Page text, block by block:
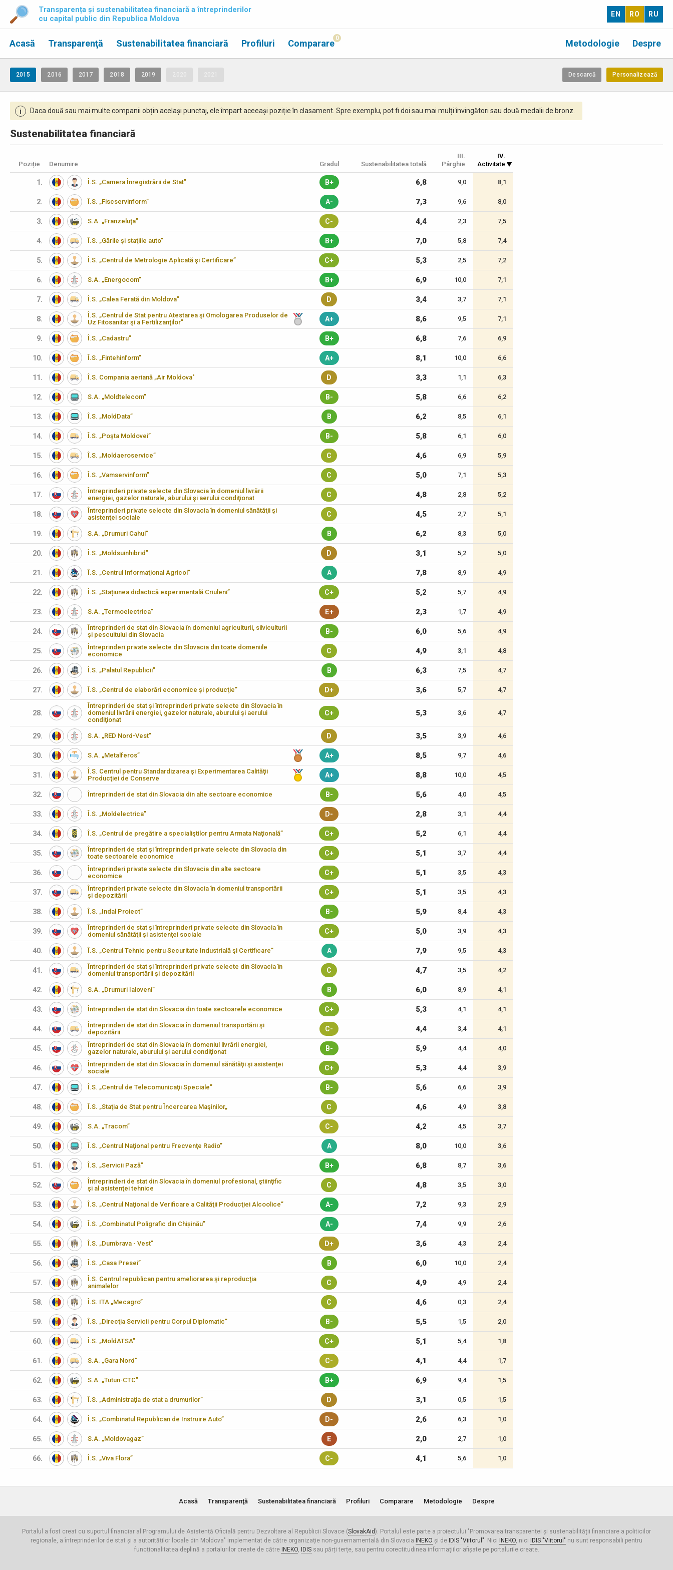
Transparența și sustenabilitatea financiară a întreprinderilor
cu capital public din Republica Moldova
EN RO RU
Acasă Transparenţă Despre
Metodologie
Sustenabilitatea financiară Profiluri Comparare 0
2015 2016 2017 2018 2019 Personalizează
Descarcă
i Daca două sau mai multe companii obțin același punctaj, ele împart aceeași poziție în clasament. Spre exemplu, pot fi doi sau mai mulți învingători sau două medalii de bronz.
Sustenabilitatea financiară
Poziție Denumire Gradul Sustenabilitatea totală
III.
Pârghie
IV.
Activitate
1. Î.S. „Camera Înregistrării de Stat” B+ 6,8 9,0 8,1
2. Î.S. „Fiscservinform” A- 7,3 9,6 8,0
3. S.A. „Franzeluţa” C- 4,4 2,3 7,5
4. Î.S. „Gările şi staţiile auto” B+ 7,0 5,8 7,4
5. Î.S. „Centrul de Metrologie Aplicată şi Certificare” C+ 5,3 2,5 7,2
6. S.A. „Energocom” B+ 6,9 10,0 7,1
7. Î.S. „Calea Ferată din Moldova” D 3,4 3,7 7,1
8.
Î.S. „Centrul de Stat pentru Atestarea şi Omologarea Produselor de
Uz Fitosanitar şi a Fertilizanţilor”
A+ 8,6 9,5 7,1
9. Î.S. „Cadastru” B+ 6,8 7,6 6,9
10. Î.S. „Fintehinform” A+ 8,1 10,0 6,6
11. Î.S. Compania aeriană „Air Moldova" D 3,3 1,1 6,3
12. S.A. „Moldtelecom” B- 5,8 6,6 6,2
13. Î.S. „MoldData” B 6,2 8,5 6,1
14. Î.S. „Poşta Moldovei” B- 5,8 6,1 6,0
15. Î.S. „Moldaeroservice” C 4,6 6,9 5,9
16. Î.S. „Vamservinform” C 5,0 7,1 5,3
17.
Întreprinderi private selecte din Slovacia în domeniul livrării
energiei, gazelor naturale, aburului şi aerului condiţionat
C 4,8 2,8 5,2
18.
Întreprinderi private selecte din Slovacia în domeniul sănătăţii şi
asistenţei sociale
C 4,5 2,7 5,1
19. S.A. „Drumuri Cahul” B 6,2 8,3 5,0
20. Î.S. „Moldsuinhibrid” D 3,1 5,2 5,0
21. Î.S. „Centrul Informaţional Agricol” A 7,8 8,9 4,9
22. Î.S. „Stațiunea didactică experimentală Criuleni” C+ 5,2 5,7 4,9
23. S.A. „Termoelectrica” E+ 2,3 1,7 4,9
24.
Întreprinderi de stat din Slovacia în domeniul agriculturii, silviculturii
şi pescuitului din Slovacia
B- 6,0 5,6 4,9
25.
Întreprinderi private selecte din Slovacia din toate domeniile
economice
C 4,9 3,1 4,8
26. Î.S. „Palatul Republicii” B 6,3 7,5 4,7
27. Î.S. „Centrul de elaborări economice şi producţie” D+ 3,6 5,7 4,7
28.
Întreprinderi de stat şi întreprinderi private selecte din Slovacia în
domeniul livrării energiei, gazelor naturale, aburului şi aerului
condiţionat
C+ 5,3 3,6 4,7
29. S.A. „RED Nord-Vest” D 3,5 3,9 4,6
30. S.A. „Metalferos” A+ 8,5 9,7 4,6
31.
Î.S. Centrul pentru Standardizarea şi Experimentarea Calităţii
Producţiei de Conserve
A+ 8,8 10,0 4,5
32. Întreprinderi de stat din Slovacia din alte sectoare economice B- 5,6 4,0 4,5
33. Î.S. „Moldelectrica” D- 2,8 3,1 4,4
34. Î.S. „Centrul de pregătire a specialiştilor pentru Armata Naţională” C+ 5,2 6,1 4,4
35.
Întreprinderi de stat şi întreprinderi private selecte din Slovacia din
toate sectoarele economice
C+ 5,1 3,7 4,4
36.
Întreprinderi private selecte din Slovacia din alte sectoare
economice
C+ 5,1 3,5 4,3
37.
Întreprinderi private selecte din Slovacia în domeniul transportării
şi depozitării
C+ 5,1 3,5 4,3
38. Î.S. „Indal Proiect” B- 5,9 8,4 4,3
39.
Întreprinderi de stat şi întreprinderi private selecte din Slovacia în
domeniul sănătăţii şi asistenţei sociale
C+ 5,0 3,9 4,3
40. Î.S. „Centrul Tehnic pentru Securitate Industrială şi Certificare” A 7,9 9,5 4,3
41.
Întreprinderi de stat şi întreprinderi private selecte din Slovacia în
domeniul transportării şi depozitării
C 4,7 3,5 4,2
42. S.A. „Drumuri Ialoveni” B 6,0 8,9 4,1
43. Întreprinderi de stat din Slovacia din toate sectoarele economice C+ 5,3 4,1 4,1
44.
Întreprinderi de stat din Slovacia în domeniul transportării şi
depozitării
C- 4,4 3,4 4,1
45.
Întreprinderi de stat din Slovacia în domeniul livrării energiei,
gazelor naturale, aburului şi aerului condiţionat
B- 5,9 4,4 4,0
46.
Întreprinderi de stat din Slovacia în domeniul sănătăţii şi asistenţei
sociale
C+ 5,3 4,4 3,9
47. Î.S. „Centrul de Telecomunicaţii Speciale” B- 5,6 6,6 3,9
48. Î.S. „Staţia de Stat pentru Încercarea Maşinilor„ C 4,6 4,9 3,8
49. S.A. „Tracom” C- 4,2 4,5 3,7
50. Î.S. „Centrul Naţional pentru Frecvenţe Radio” A 8,0 10,0 3,6
51. Î.S. „Servicii Pază” B+ 6,8 8,7 3,6
52.
Întreprinderi de stat din Slovacia în domeniul profesional, ştiinţific
şi al asistenţei tehnice
C 4,8 3,5 3,0
53. Î.S. „Centrul Naţional de Verificare a Calităţii Producţiei Alcoolice” A- 7,2 9,3 2,9
54. Î.S. „Combinatul Poligrafic din Chișinău” A- 7,4 9,9 2,6
55. Î.S. „Dumbrava - Vest” D+ 3,6 4,3 2,4
56. Î.S. „Casa Presei” B 6,0 10,0 2,4
57.
Î.S. Centrul republican pentru ameliorarea şi reproducţia
animalelor
C 4,9 4,9 2,4
58. Î.S. ITA „Mecagro” C 4,6 0,3 2,4
59. Î.S. „Direcţia Servicii pentru Corpul Diplomatic” B- 5,5 1,5 2,0
60. Î.S. „MoldATSA” C+ 5,1 5,4 1,8
61. S.A. „Gara Nord" C- 4,1 4,4 1,7
62. S.A. „Tutun-CTC” B+ 6,9 9,4 1,5
63. Î.S. „Administraţia de stat a drumurilor” D 3,1 0,5 1,5
64. Î.S. „Combinatul Republican de Instruire Auto” D- 2,6 6,3 1,0
65. S.A. „Moldovagaz” E 2,0 2,7 1,0
66. Î.S. „Viva Flora” C- 4,1 5,6 1,0
Acasă Transparenţă Sustenabilitatea financiară Profiluri Comparare Metodologie Despre
Portalul a fost creat cu suportul financiar al Programului de Asistență Oficială pentru Dezvoltare al Republicii Slovace (SlovakAid ). Portalul este parte a proiectului "Promovarea transparenței și sustenabilității financiare a politicilor
regionale, a întreprinderilor de stat și a autorităților locale din Moldova" implementat de către organizație non-guvernamentală din Slovacia
INEKO și de IDIS "Viitorul". Nici INEKO, nici IDIS "Viitorul" nu sunt responsabili pentru
funcționalitatea deplină a portalurilor create de către INEKO, IDISsau părți terțe, sau pentru corectitudinea informațiilor afișate pe portalurile create.